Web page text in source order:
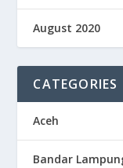
August 2020
CATEGORIES
Aceh
Bandar